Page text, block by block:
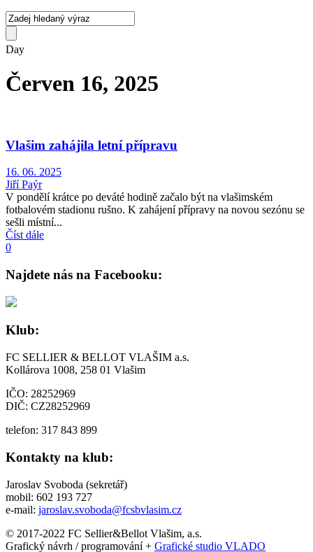
Day
Červen 16, 2025
Vlašim zahájila letní přípravu
16. 06. 2025
Jiří Paýr
V pondělí krátce po deváté hodině začalo být na vlašimském
fotbalovém stadionu rušno. K zahájení přípravy na novou sezónu se
sešli místní...
Číst dále
0
Najdete nás na Facebooku:
Klub:
FC SELLIER & BELLOT VLAŠIM a.s.
Kollárova 1008, 258 01 Vlašim
IČO: 28252969
DIČ: CZ28252969
telefon: 317 843 899
Kontakty na klub:
Jaroslav Svoboda (sekretář)
mobil: 602 193 727
e-mail: jaroslav.svoboda@fcsbvlasim.cz
© 2017-2022 FC Sellier&Bellot Vlašim, a.s.
Grafický návrh / programování + Grafické studio VLADO